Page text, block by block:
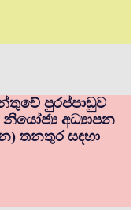
පුරප්පාඩුව
නියෝජ්‍ය අධ්‍යාපන
තනතුර සඳහා